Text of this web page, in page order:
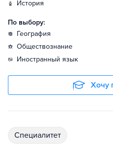
история
По выбору:
география
обществознание
иностранный язык
Хочу
специалитет